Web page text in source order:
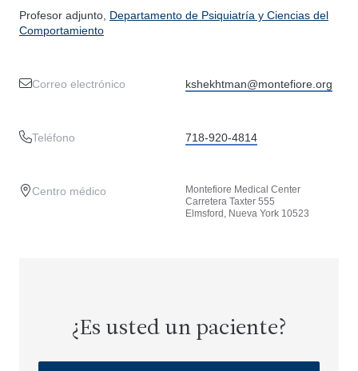
Profesor adjunto, Departamento de Psiquiatría y Ciencias del
Comportamiento
Correo electrónico kshekhtman@montefiore.org
Teléfono 718-920-4814
Centro médico
Montefiore Medical Center
Carretera Taxter 555
Elmsford, Nueva York 10523
¿Es usted un paciente?